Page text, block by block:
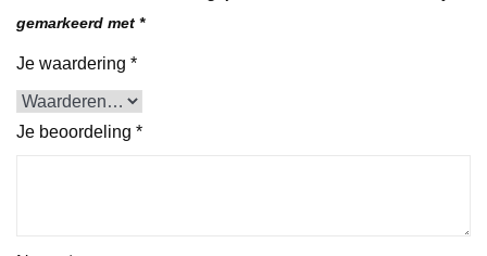
gemarkeerd met *
Je waardering *
Je beoordeling *